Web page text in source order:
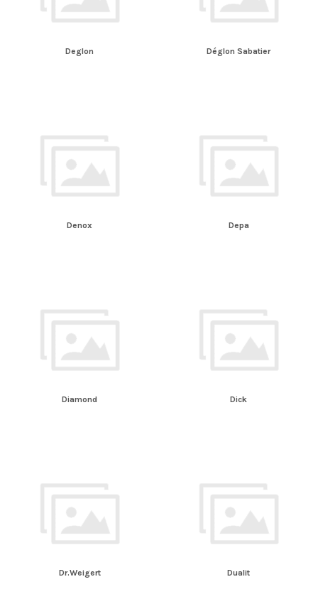
Deglon Déglon Sabatier
Denox Depa
Diamond Dick
Dr.Weigert Dualit